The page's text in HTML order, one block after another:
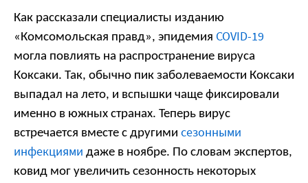
Как рассказали специалисты изданию
«Комсомольская правд», эпидемия COVID-19
могла повлиять на распространение вируса
Коксаки. Так, обычно пик заболеваемости Коксаки
выпадал на лето, и вспышки чаще фиксировали
именно в южных странах. Теперь вирус
встречается вместе с другими сезонными
инфекциями даже в ноябре. По словам экспертов,
ковид мог увеличить сезонность некоторых